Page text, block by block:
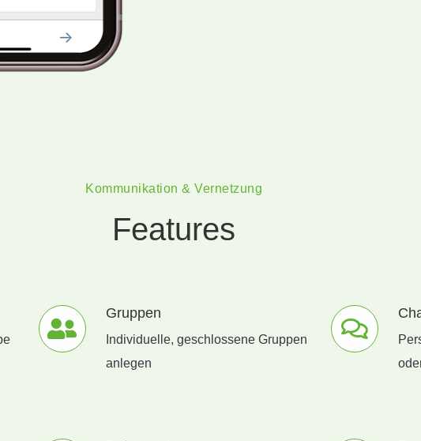
Kommunikation & Vernetzung
Features
Gruppen
Individuelle, geschlossene Gruppen
anlegen